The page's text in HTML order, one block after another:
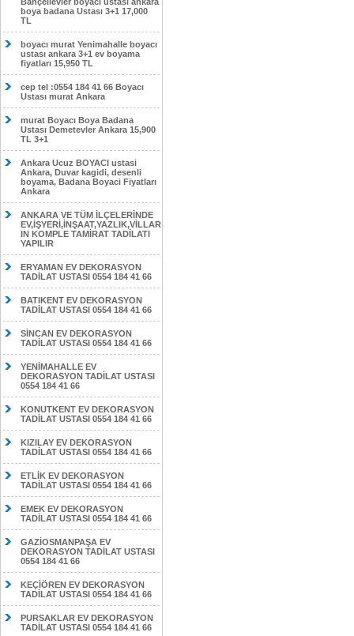
boya badana Ustası 3+1 17,000
TL
boyacı murat Yenimahalle boyacı
ustası ankara 3+1 ev boyama
fiyatları 15,950 TL
cep tel :0554 184 41 66 Boyacı
Ustası murat Ankara
murat Boyacı Boya Badana
Ustası Demetevler Ankara 15,900
TL 3+1
Ankara Ucuz BOYACI ustasi
Ankara, Duvar kagidi, desenli
boyama, Badana Boyaci Fiyatları
Ankara
ANKARA VE TÜM İLÇELERİNDE
EV,İŞYERİ,İNŞAAT,YAZLIK,VİLLAR
IN KOMPLE TAMİRAT TADİLATI
YAPILIR
ERYAMAN EV DEKORASYON
TADİLAT USTASI 0554 184 41 66
BATIKENT EV DEKORASYON
TADİLAT USTASI 0554 184 41 66
SİNCAN EV DEKORASYON
TADİLAT USTASI 0554 184 41 66
YENİMAHALLE EV
DEKORASYON TADİLAT USTASI
0554 184 41 66
KONUTKENT EV DEKORASYON
TADİLAT USTASI 0554 184 41 66
KIZILAY EV DEKORASYON
TADİLAT USTASI 0554 184 41 66
ETLİK EV DEKORASYON
TADİLAT USTASI 0554 184 41 66
EMEK EV DEKORASYON
TADİLAT USTASI 0554 184 41 66
GAZİOSMANPAŞA EV
DEKORASYON TADİLAT USTASI
0554 184 41 66
KEÇİÖREN EV DEKORASYON
TADİLAT USTASI 0554 184 41 66
PURSAKLAR EV DEKORASYON
TADİLAT USTASI 0554 184 41 66